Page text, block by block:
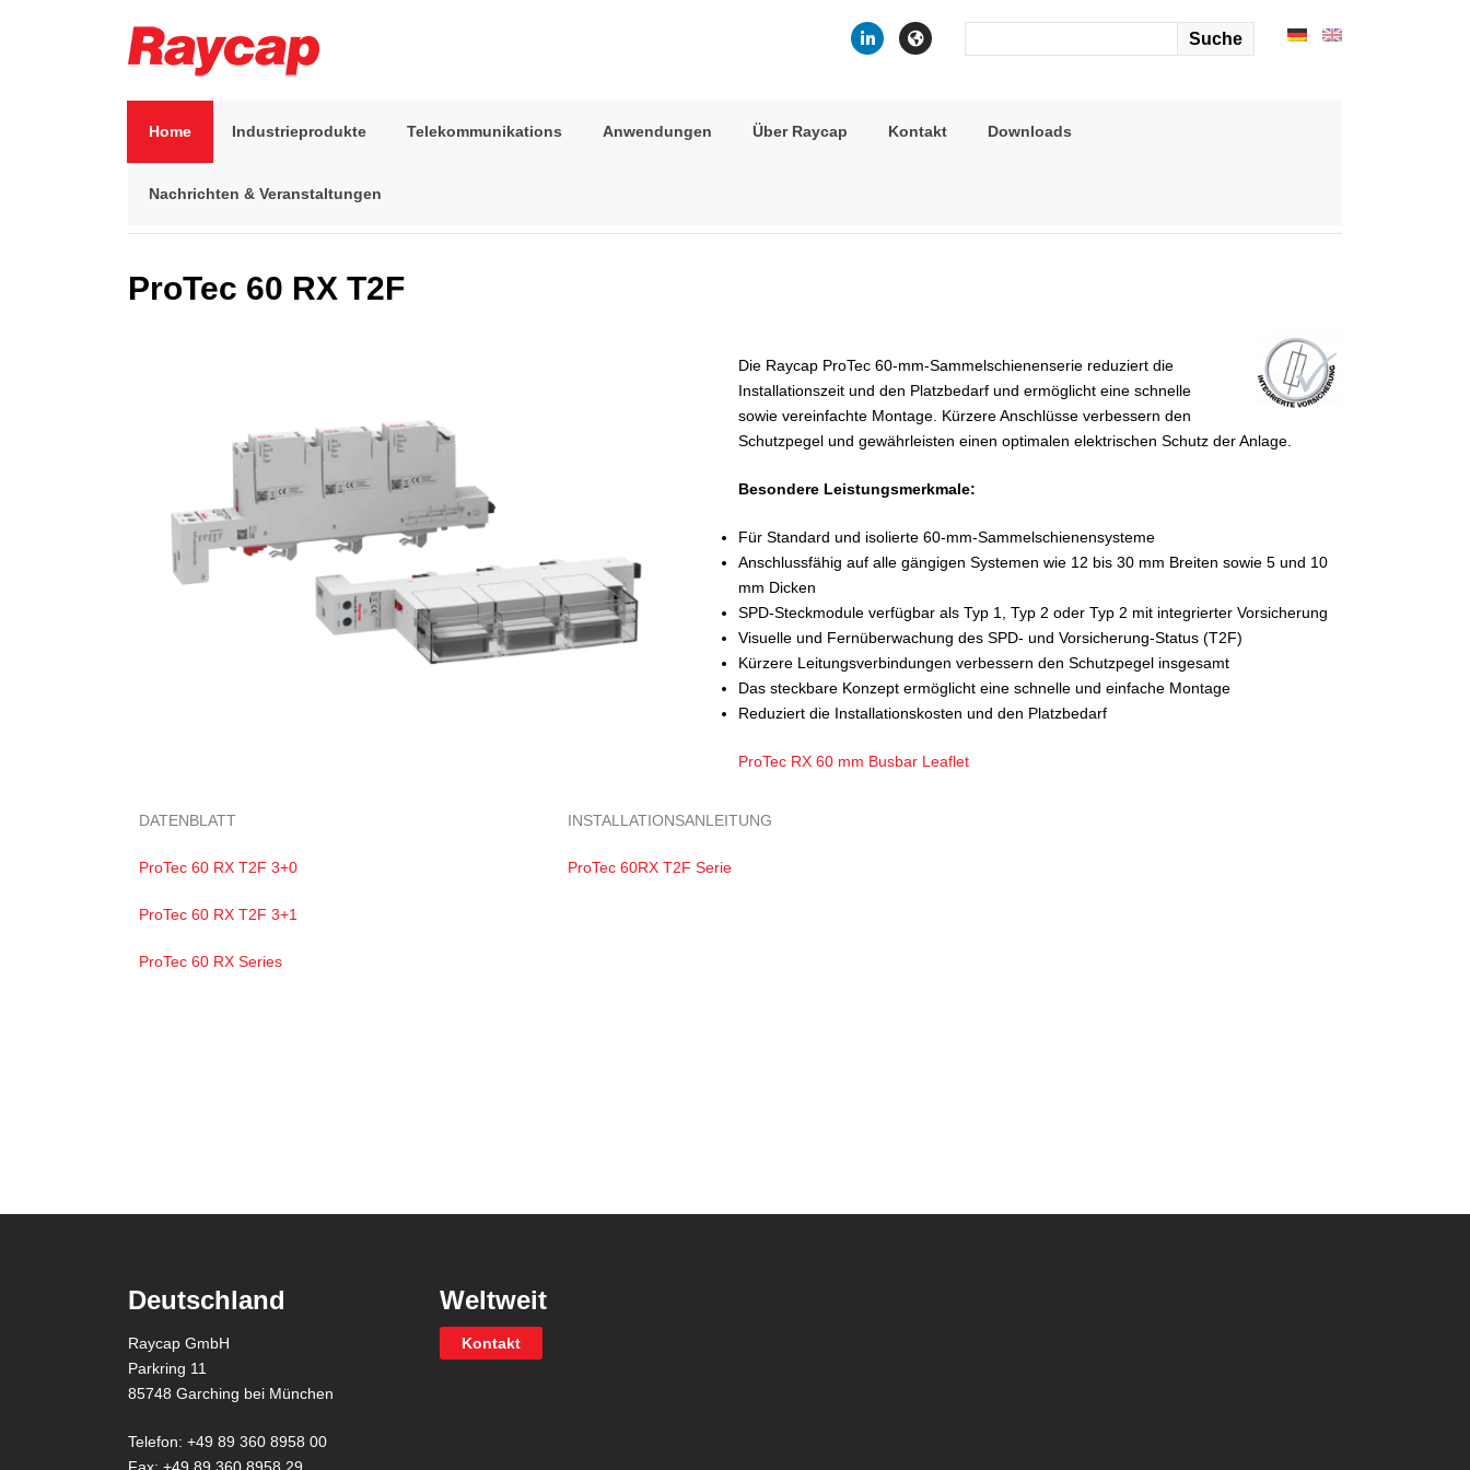
for:
Home Industrieprodukte Telekommunikations Anwendungen Über Raycap Kontakt Downloads
Nachrichten & Veranstaltungen
Start>Industrieprodukte>Niederspannungsschutz
ProTec 60 RX T2F
Die Raycap ProTec 60-mm-Sammelschienenserie reduziert die
Installationszeit und den Platzbedarf und ermöglicht eine schnelle
sowie vereinfachte Montage. Kürzere Anschlüsse verbessern den
Schutzpegel und gewährleisten einen optimalen elektrischen Schutz der Anlage.
Besondere Leistungsmerkmale:
Für Standard und isolierte 60-mm-Sammelschienensysteme
Anschlussfähig auf alle gängigen Systemen wie 12 bis 30 mm Breiten sowie 5 und 10
mm Dicken
SPD-Steckmodule verfügbar als Typ 1, Typ 2 oder Typ 2 mit integrierter Vorsicherung
Visuelle und Fernüberwachung des SPD- und Vorsicherung-Status (T2F)
Kürzere Leitungsverbindungen verbessern den Schutzpegel insgesamt
Das steckbare Konzept ermöglicht eine schnelle und einfache Montage
Reduziert die Installationskosten und den Platzbedarf
ProTec RX 60 mm Busbar Leaflet
DATENBLATT INSTALLATIONSANLEITUNG
ProTec 60 RX T2F 3+0 ProTec 60RX T2F Serie
ProTec 60 RX T2F 3+1
ProTec 60 RX Series
Deutschland
Raycap GmbH
Parkring 11
85748 Garching bei München
Telefon: +49 89 360 8958 00
Weltweit
Kontakt